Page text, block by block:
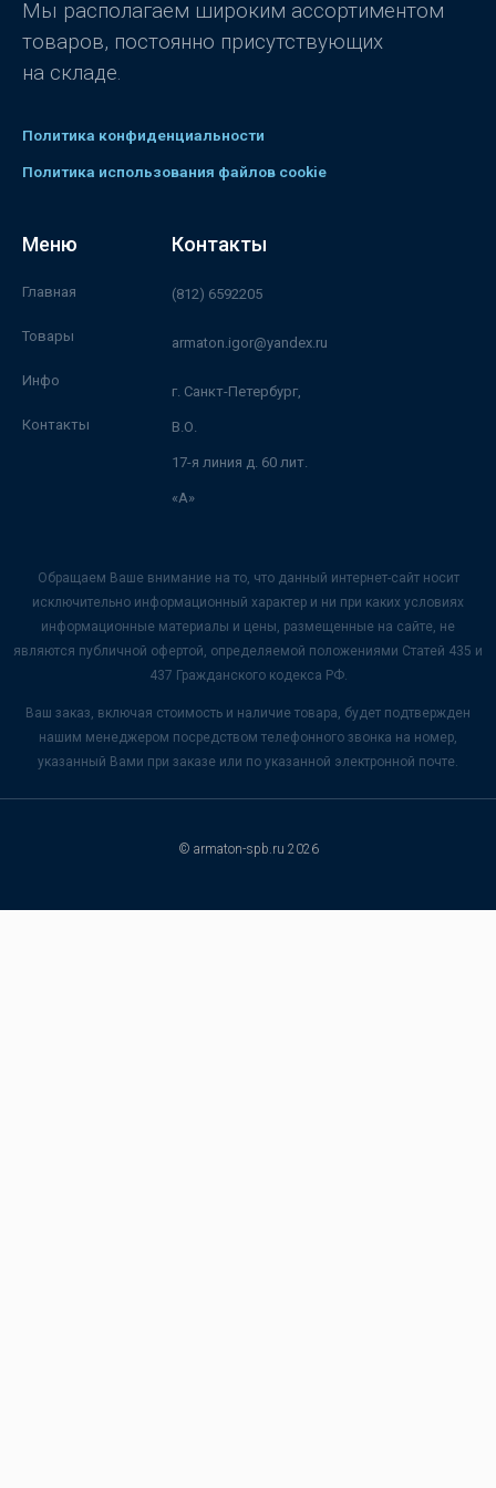
Мы располагаем широким ассортиментом
товаров, постоянно присутствующих
на складе.
Политика конфиденциальности
Политика использования файлов cookie
Меню
Главная
Товары
Инфо
Контакты
Контакты
(812) 6592205
armaton.igor@yandex.ru
г. Санкт-Петербург,
В.О.
17-я линия д. 60 лит.
«А»
Обращаем Ваше внимание на то, что данный интернет-сайт носит
исключительно информационный характер и ни при каких условиях
информационные материалы и цены, размещенные на сайте, не
являются публичной офертой, определяемой положениями Статей 435 и
437 Гражданского кодекса РФ.
Ваш заказ, включая стоимость и наличие товара, будет подтвержден
нашим менеджером посредством телефонного звонка на номер,
указанный Вами при заказе или по указанной электронной почте.
© armaton-spb.ru 2026